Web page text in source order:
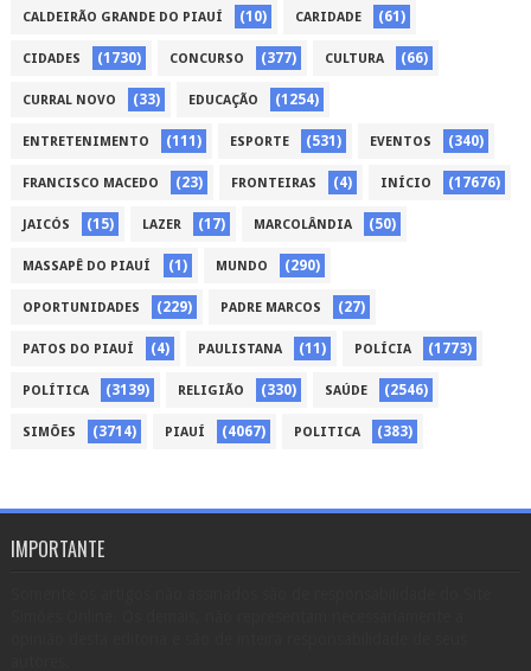
CALDEIRÃO GRANDE DO PIAUÍ (10) CARIDADE (61)
CIDADES (1730) CONCURSO (377) CULTURA (66)
CURRAL NOVO (33) EDUCAÇÃO (1254)
ENTRETENIMENTO (111) ESPORTE (531) EVENTOS (340)
FRANCISCO MACEDO (23) FRONTEIRAS (4) INÍCIO (17676)
JAICÓS (15) LAZER (17) MARCOLÂNDIA (50)
MASSAPÊ DO PIAUÍ (1) MUNDO (290)
OPORTUNIDADES (229) PADRE MARCOS (27)
PATOS DO PIAUÍ (4) PAULISTANA (11) POLÍCIA (1773)
POLÍTICA (3139) RELIGIÃO (330) SAÚDE (2546)
SIMÕES (3714) PIAUÍ (4067) POLITICA (383)
IMPORTANTE